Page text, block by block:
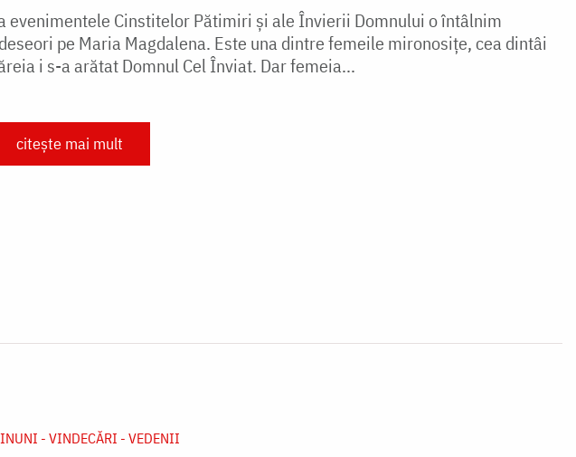
evenimentele Cinstitelor Pătimiri și ale Învierii Domnului o întâlnim
pe Maria Magdalena. Este una dintre femeile mironosițe, cea dintâi
i s-a arătat Domnul Cel Înviat. Dar femeia...
citește mai mult
- VINDECĂRI - VEDENII